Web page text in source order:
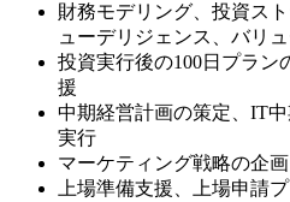
財務モデリング、投資ス
ューデリジェンス、バリ
投資実行後の100日プラン
援
中期経営計画の策定、IT
実行
マーケティング戦略の企
上場準備支援、上場申請